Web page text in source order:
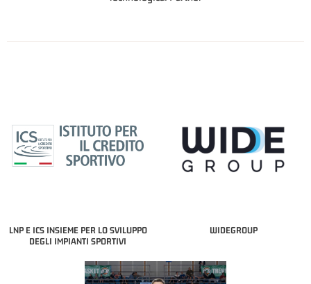
LNP E ICS INSIEME PER LO SVILUPPO
DEGLI IMPIANTI SPORTIVI
WIDEGROUP